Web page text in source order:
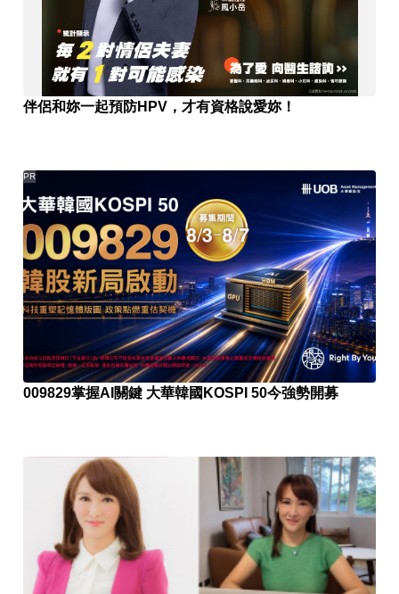
伴侶和妳一起預防HPV，才有資格說愛妳！
009829掌握AI關鍵 大華韓國KOSPI 50今強勢開募
PR